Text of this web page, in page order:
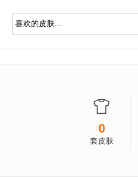
0
套皮肤